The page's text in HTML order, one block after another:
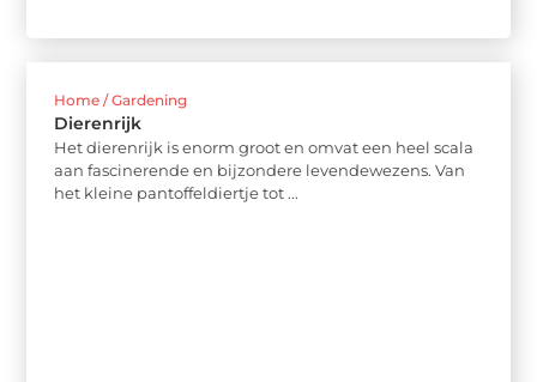
Home / Gardening
Dierenrijk
Het dierenrijk is enorm groot en omvat een heel scala
aan fascinerende en bijzondere levendewezens. Van
het kleine pantoffeldiertje tot ...